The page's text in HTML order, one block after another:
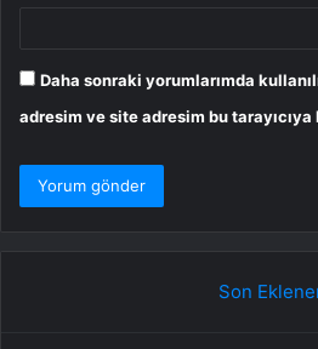
Daha sonraki yorumlarımda
adresim ve site adresim bu
Son